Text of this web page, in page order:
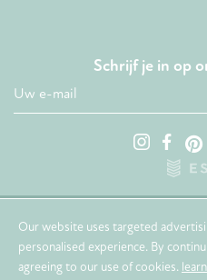
Schrijf je in op
© 2026.
Our website uses targeted
personalised experience. By
agreeing to our use of cookies.